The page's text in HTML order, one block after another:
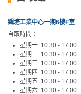
工
坊
戶
外
玩
樂
觀塘工業中心一期6樓F室
自取時間：
星期一: 10:30 - 17:00
星期二: 10:30 - 17:00
星期三: 10:30 - 17:00
星期四: 10:30 - 17:00
星期五: 10:30 - 17:00
星期六: 10:30 - 17:00